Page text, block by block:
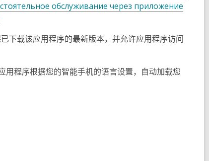
обслуживание через приложение
下载该应用程序的最新版本，并允许应用程序访问
程序根据您的智能手机的语言设置，自动加载您